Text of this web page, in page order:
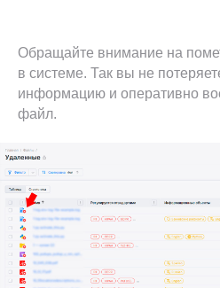
Обращайте внимание на
в системе. Так вы не
информацию и оперативно
файл.
про контроль доступа к данным Перейти в